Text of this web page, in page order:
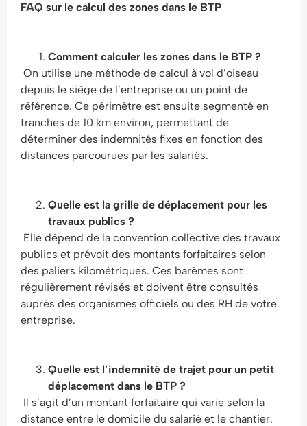
FAQ sur le calcul des zones dans le BTP
Comment calculer les zones dans le BTP ?
On utilise une méthode de calcul à vol d’oiseau
depuis le siège de l’entreprise ou un point de
référence. Ce périmètre est ensuite segmenté en
tranches de 10 km environ, permettant de
déterminer des indemnités fixes en fonction des
distances parcourues par les salariés.
Quelle est la grille de déplacement pour les
travaux publics ?
Elle dépend de la convention collective des travaux
publics et prévoit des montants forfaitaires selon
des paliers kilométriques. Ces barèmes sont
régulièrement révisés et doivent être consultés
auprès des organismes officiels ou des RH de votre
entreprise.
Quelle est l’indemnité de trajet pour un petit
déplacement dans le BTP ?
Il s’agit d’un montant forfaitaire qui varie selon la
distance entre le domicile du salarié et le chantier.